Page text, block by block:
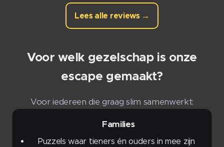
Lees alle reviews →
Voor welk gezelschap is onze
escape gemaakt?
Voor iedereen die graag slim samenwerkt:
👨‍👩‍👧‍👦 Families
Puzzels waar tieners én ouders in mee zijn